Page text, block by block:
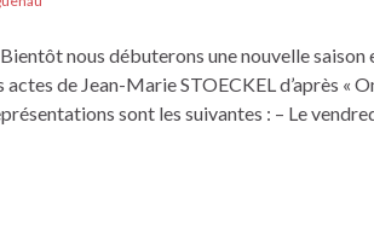
nous débuterons une nouvelle
actes de Jean-Marie STOECKEL d’après «
sont les suivantes : – Le